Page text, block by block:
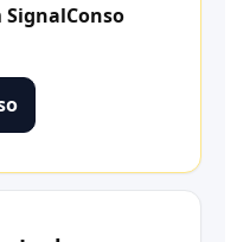
SignalConso